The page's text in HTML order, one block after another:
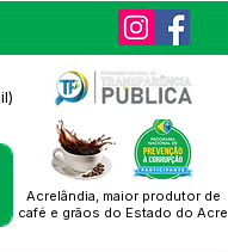
Acrelândia, maior produtor de
café e grãos do Estado do Acre